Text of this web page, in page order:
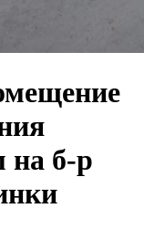
на б-р